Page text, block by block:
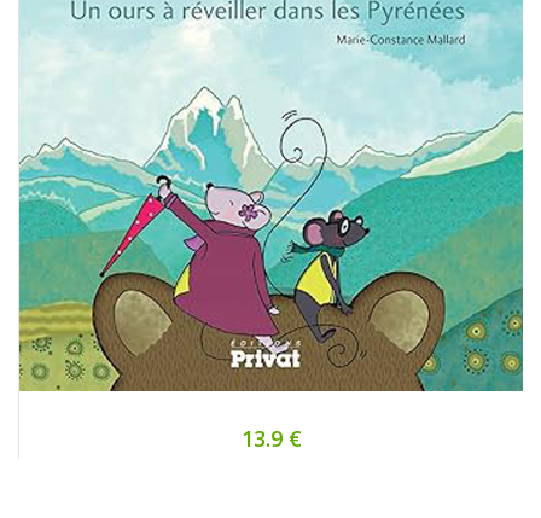
13.9 €